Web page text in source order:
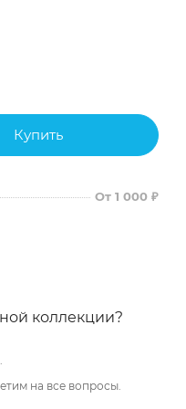
Купить
От 1 000 ₽
коллекции?
на все вопросы.